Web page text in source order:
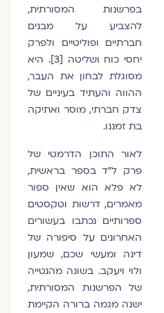
בפרשנות המסורתית,
להצביע על מבנים
חברתיים ופוליטיים ולפרק
יחסי כוח ושליטה [3]. היא
מסוגלת לבחון את העבר,
ההווה והעתיד בעיניים של
צדק חברתי, מוסר ואתיקה
בת זמננו.
לאור התוכן הדרמטי של
פרק ל"ד בספר בראשית,
לא פלא הוא שאין ספור
מאמרים, דרשות וטקסטים
ספרותיים נכתבו בעשורים
האחרונים על סיפורה של
דינה ומעשי שכם, שמעון
ולוי ויעקב. בשונה מהנטייה
של הפרשנות המסורתית,
ישנה מגמה ברורה הקיימת